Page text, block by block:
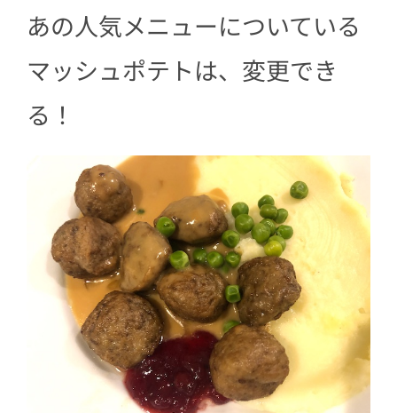
あの人気メニューについている
マッシュポテトは、変更でき
る！